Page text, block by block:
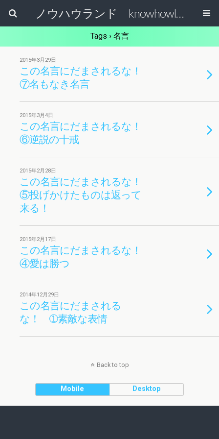
ノウハウランド knowhowland
Tags › 名言
2015年3月29日
この名言にだまされるな！
⑦名もなき名言
2015年3月4日
この名言にだまされるな！
⑥逆説の十戒
2015年2月28日
この名言にだまされるな！
⑤投げかけたものは返って
来る！
2015年2月17日
この名言にだまされるな！
④愛は勝つ
2014年12月29日
この名言にだまされる
な！ ➀素敵な表情
Back to top
Mobile Desktop